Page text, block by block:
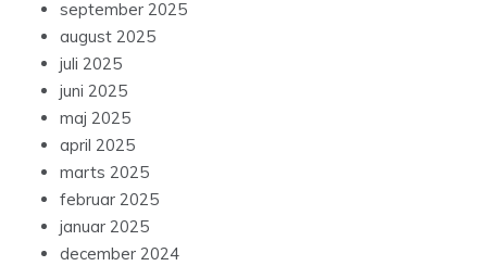
september 2025
august 2025
juli 2025
juni 2025
maj 2025
april 2025
marts 2025
februar 2025
januar 2025
december 2024